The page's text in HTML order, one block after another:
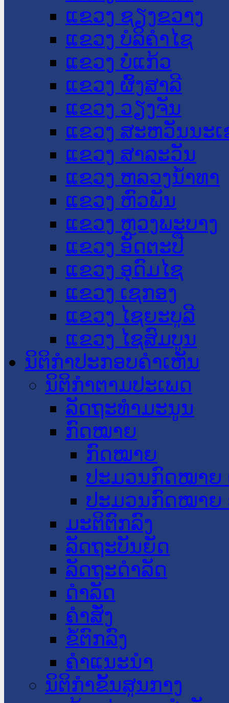
ແຂວງ ຊຽງຂວາງ
ແຂວງ ບໍລິຄໍາໄຊ
ແຂວງ ບໍ່ແກ້ວ
ແຂວງ ຜົ້ງສາລີ
ແຂວງ ວຽງຈັນ
ແຂວງ ສະຫວັນນະ
ແຂວງ ສາລະວັນ
ແຂວງ ຫລວງນໍ້າທາ
ແຂວງ ຫົວພັນ
ແຂວງ ຫຼວງພະບາງ
ແຂວງ ອັດຕະປື
ແຂວງ ອຸດົມໄຊ
ແຂວງ ເຊກອງ
ແຂວງ ໄຊຍະບູລີ
ແຂວງ ໄຊສົມບູນ
ນິຕິກໍາປະກອບຄໍາເຫັນ
ນິຕິກໍາຕາມປະເພດ
ລັດຖະທໍາມະນູນ
ກົດໝາຍ
ກົດໝາຍ
ປະມວນກົດໝາຍ
ປະມວນກົດໝາຍ
ມະຕິຕົກລົງ
ລັດຖະບັນຍັດ
ລັດຖະດໍາລັດ
ດໍາລັດ
ຄໍາສັ່ງ
ຂໍ້ຕົກລົງ
ຄໍາແນະນໍາ
ນິຕິກຳຂັ້ນສູນກາງ